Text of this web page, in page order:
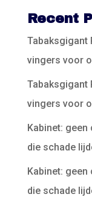
Recent
Tabaksgigant
vingers voor
Tabaksgigant
vingers voor
Kabinet:
die schade
Kabinet:
die schade